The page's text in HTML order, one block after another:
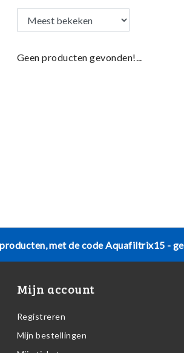
Geen producten gevonden!...
met de code Aquafiltrix15 -
Mijn account
Registreren
Mijn bestellingen